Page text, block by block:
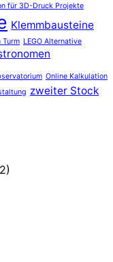
für 3D-Druck Projekte
Klemmbausteine
Turm LEGO Alternative
Online Kalkulation
zweiter Stock